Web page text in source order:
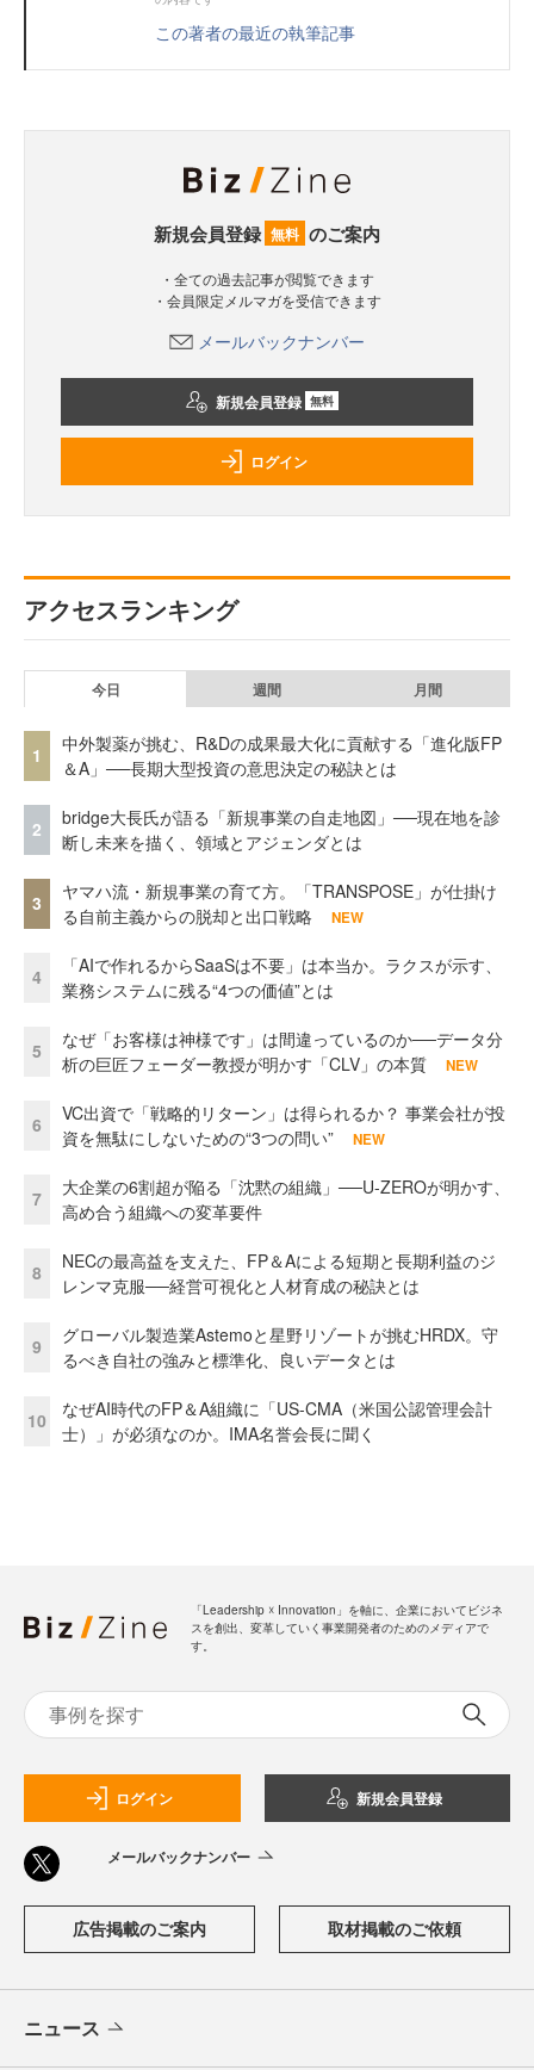
この著者の最近の執筆記事
新規会員登録 無料 のご案内
・全ての過去記事が閲覧できます
・会員限定メルマガを受信できます
メールバックナンバー
新規会員登録 無料
ログイン
アクセスランキング
今日 週間 月間
1
中外製薬が挑む、R&Dの成果最大化に貢献する「進化版FP
＆A」──長期大型投資の意思決定の秘訣とは
2
bridge大長氏が語る「新規事業の自走地図」──現在地を診
断し未来を描く、領域とアジェンダとは
3
ヤマハ流・新規事業の育て方。「TRANSPOSE」が仕掛け
る自前主義からの脱却と出口戦略
NEW
4
「AIで作れるからSaaSは不要」は本当か。ラクスが示す、
業務システムに残る“4つの価値”とは
5
なぜ「お客様は神様です」は間違っているのか──データ分
析の巨匠フェーダー教授が明かす「CLV」の本質
NEW
6
VC出資で「戦略的リターン」は得られるか？ 事業会社が投
資を無駄にしないための“3つの問い”
NEW
7
大企業の6割超が陥る「沈黙の組織」──U-ZEROが明かす、
高め合う組織への変革要件
8
NECの最高益を支えた、FP＆Aによる短期と長期利益のジ
レンマ克服──経営可視化と人材育成の秘訣とは
9
グローバル製造業Astemoと星野リゾートが挑むHRDX。守
るべき自社の強みと標準化、良いデータとは
10
なぜAI時代のFP＆A組織に「US-CMA（米国公認管理会計
士）」が必須なのか。IMA名誉会長に聞く
「Leadership ☓ Innovation」を軸に、企業においてビジネ
スを創出、変革していく事業開発者のためのメディアで
す。
ログイン 新規会員登録
メールバックナンバー
広告掲載のご案内 取材掲載のご依頼
ニュース